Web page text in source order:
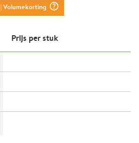
| Volumekorting question_mark_circle
Prijs per stuk